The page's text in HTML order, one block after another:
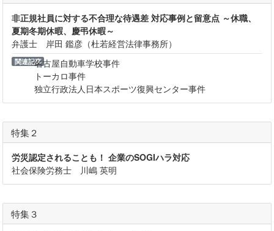
非正規社員に対する不合理な待遇差 対応事例と留意点 ～休職、
夏期冬期休暇、慶弔休暇～
弁護士 岸田 鑑彦（杜若経営法律事務所）
関連記事名古屋自動車学校事件
トーカロ事件
独立行政法人日本スポーツ復興センター事件
特集２
労災認定されることも！ 企業のSOGIハラ対応
社会保険労務士 川嶋 英明
特集３